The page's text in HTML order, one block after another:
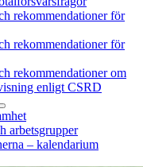
rekommendationer för
rekommendationer för
rekommendationer om
enligt CSRD
arbetsgrupper
– kalendarium